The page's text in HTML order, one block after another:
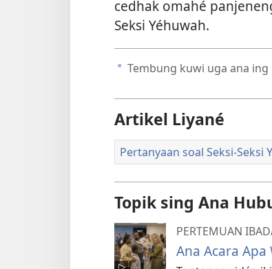
cedhak omahé
Seksi Yéhuwah.
a Tembung kuwi uga ana ing
Artikel Liyané
Pertanyaan soal Seksi-Seksi
Topik sing Ana
PERTEMUAN
Ana Acara